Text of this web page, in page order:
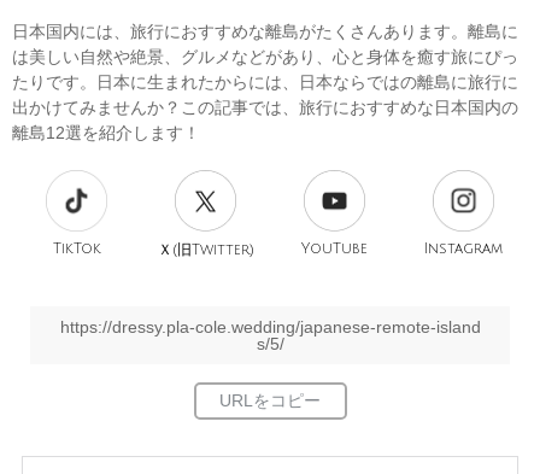
日本国内には、旅行におすすめな離島がたくさんあります。離島に
は美しい自然や絶景、グルメなどがあり、心と身体を癒す旅にぴっ
たりです。日本に生まれたからには、日本ならではの離島に旅行に
出かけてみませんか？この記事では、旅行におすすめな日本国内の
離島12選を紹介します！
TikTok Ｘ(旧Twitter) YouTube Instagram
https://dressy.pla-cole.wedding/japanese-remote-island
s/5/